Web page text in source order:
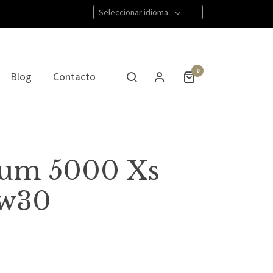
Seleccionar idioma
Blog Contacto 0
5000 Xs